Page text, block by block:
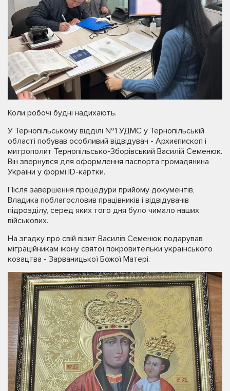
Коли робочі будні надихають.
У Тернопільському відділі №1 УДМС у Тернопільській
області побував особливий відвідувач - Архиєпископ і
митрополит Тернопільсько-Зборівський Василій Семенюк.
Він звернувся для оформлення паспорта громадянина
України у формі ID-картки.
Після завершення процедури прийому документів,
Владика поблагословив працівників і відвідувачів
підрозділу, серед яких того дня було чимало наших
військових.
На згадку про свій візит Василів Семенюк подарував
міграційникам ікону святої покровительки українського
козацтва - Зарваницької Божої Матері.